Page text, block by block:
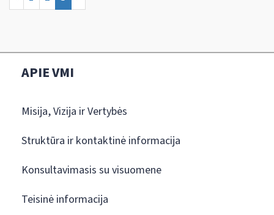
APIE VMI
Misija, Vizija ir Vertybės
Struktūra ir kontaktinė informacija
Konsultavimasis su visuomene
Teisinė informacija